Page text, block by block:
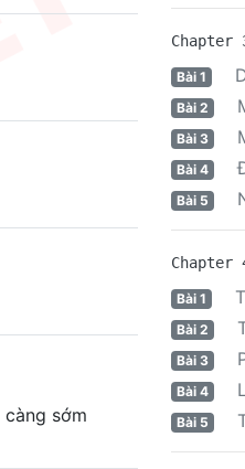
sớm
Chapter
Bài 1
Bài 2
Bài 3
Bài 4
Bài 5
Chapter
Bài 1
Bài 2
Bài 3
Bài 4
Bài 5